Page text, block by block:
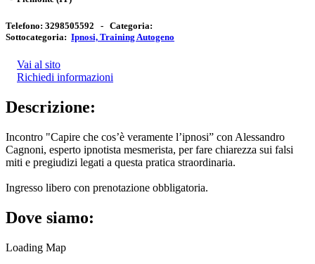
Telefono: 3298505592 - Categoria:
Sottocategoria: Ipnosi, Training Autogeno
Vai al sito
Richiedi informazioni
Descrizione:
Incontro "Capire che cos’è veramente l’ipnosi” con Alessandro
Cagnoni, esperto ipnotista mesmerista, per fare chiarezza sui falsi
miti e pregiudizi legati a questa pratica straordinaria.
Ingresso libero con prenotazione obbligatoria.
Dove siamo:
Loading Map